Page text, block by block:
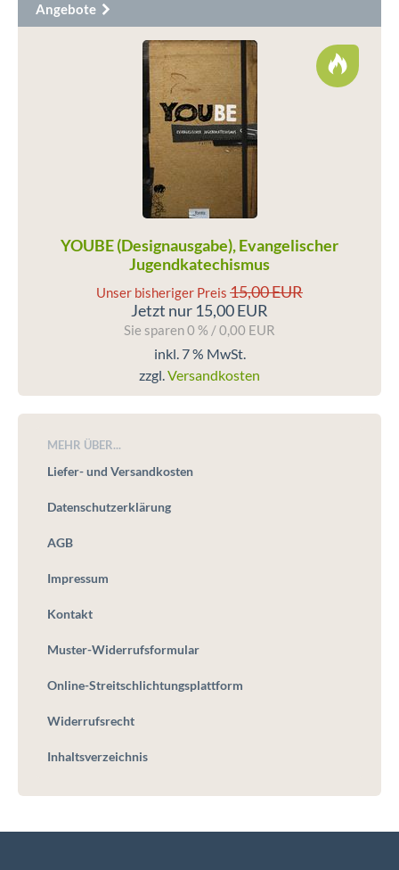
Angebote
YOUBE (Designausgabe), Evangelischer
Jugendkatechismus
Unser bisheriger Preis 15,00 EUR
Jetzt nur 15,00 EUR
Sie sparen 0 % / 0,00 EUR
inkl. 7 % MwSt.
zzgl.Versandkosten
MEHR ÜBER...
Liefer- und Versandkosten
Datenschutzerklärung
AGB
Impressum
Kontakt
Muster-Widerrufsformular
Online-Streitschlichtungsplattform
Widerrufsrecht
Inhaltsverzeichnis